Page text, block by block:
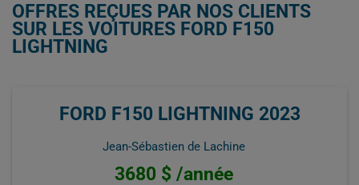
OFFRES REÇUES PAR NOS CLIENTS
SUR LES VOITURES FORD F150
LIGHTNING
FORD F150 LIGHTNING 2023
Jean-Sébastien de Lachine
3680 $ /année